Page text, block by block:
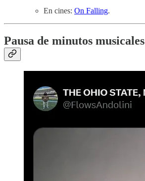
En cines: On Falling.
Pausa de minutos musicales